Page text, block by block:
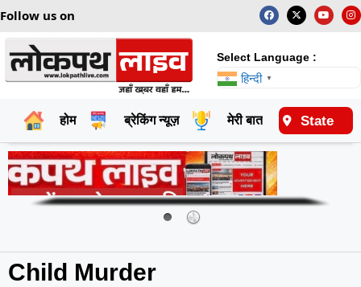
Follow us on
Select Language :
हिन्दी ▼
होम ब्रेकिंग न्यूज़ मेरी बात राष्ट्रीय
State
Child Murder